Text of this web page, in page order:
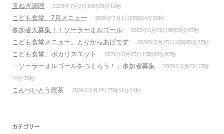
玉ねぎ調理 2026年7月2日10時28分12秒
こども食堂、7月メニュー 2026年7月1日22時54分20秒
参加者大募集！！ソーラーオルゴール 2026年6月26日9時05分57秒
こども食堂メニュー、とりからあげです 2026年6月25日16時05分27秒
こども食堂、ポカリスエット 2026年6月25日15時48分07秒
「ソーラーオルゴールをつくろう！」参加者募集
2026年6月23日7時
44分00秒
こんぺいとう喫茶 2026年6月22日7時41分24秒
カテゴリー